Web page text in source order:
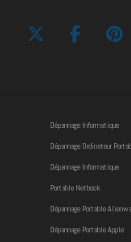
Dépannage Informatique
Dépannage Ordinateur
Dépannage Informatique
Portable Netbook
Dépannage Portable
Dépannage Portable Apple